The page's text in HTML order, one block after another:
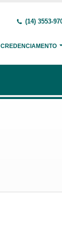
(14) 3553-
CREDENCIAMENTO